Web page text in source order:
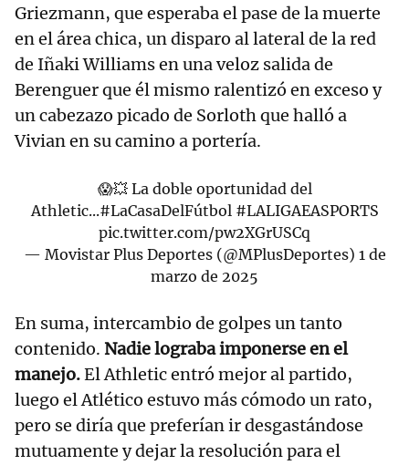
Griezmann, que esperaba el pase de la muerte
en el área chica, un disparo al lateral de la red
de Iñaki Williams en una veloz salida de
Berenguer que él mismo ralentizó en exceso y
un cabezazo picado de Sorloth que halló a
Vivian en su camino a portería.
😱💥 La doble oportunidad del
Athletic...#LaCasaDelFútbol #LALIGAEASPORTS
pic.twitter.com/pw2XGrUSCq
— Movistar Plus Deportes (@MPlusDeportes) 1 de
marzo de 2025
En suma, intercambio de golpes un tanto
contenido. Nadie lograba imponerse en el
manejo.El Athletic entró mejor al partido,
luego el Atlético estuvo más cómodo un rato,
pero se diría que preferían ir desgastándose
mutuamente y dejar la resolución para el